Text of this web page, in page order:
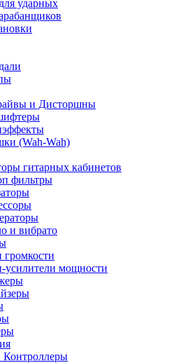
ударных
и Дисторшны
(Wah-Wah)
гитарных кабинетов
фильтры
и вибрато
громкости
усилители мощности